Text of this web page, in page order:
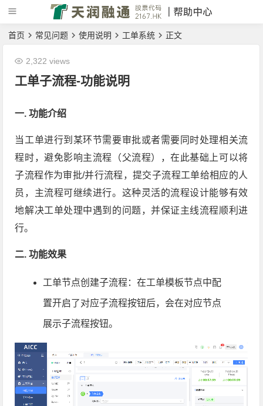
首页 常见问题 使用说明 工单系统 正文
工单子流程-功能说明
2,322 views
一. 功能介绍
当工单进行到某环节需要审批或者需要同时处理相关流
程时，避免影响主流程（父流程），在此基础上可以将
子流程作为审批/并行流程，提交子流程工单给相应的人
员，主流程可继续进行。这种灵活的流程设计能够有效
地解决工单处理中遇到的问题，并保证主线流程顺利进
行。
二. 功能效果
工单节点创建子流程：在工单模板节点中配
置开启了对应子流程按钮后，会在对应节点
展示子流程按钮。